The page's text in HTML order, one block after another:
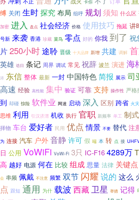
卡你
缚 关闭 生时探究 布局 组呼 规划 须知 什么区
加密 进入 盘点 社会经济 价格 使用技巧 拖延 讲
号新 来袭 香港 珍藏 菜鸟 零点 好的 你我 到了 祝
片250小时途聆 晋级 十大品牌 新增 共建 调解
英雄 诰日 条记 周界 调试 常见 祝辞 波兰 演进 海
涛 东信 整体 最新 一封 中国特色简报 展示 司
高速 经验 高性能 集中 验证 可靠 支持 操作性 严格
到 却碰 惊险 软件业 网速 启动 深入 区别 跨省 火灾
思维 利用 引汉济渭 机收 执行 官职 新频率 单工 制式
择物 车台 爱好者 民用 优点 情景 不要 替代 注
为 连接 汽车 户外 音静 许可 假 端 本 转 点 接
日 公用 VoWiFi VoWi-Fi 3只 IC-F16 4289万
高 越好 电源 何在 比较 组成 思量 法律 关键点
会 串频 佩戴 不注意 频繁 双节 闪耀 说的 这么
点 跟短 通用 为什 载波 西藏卫星 举措 记得